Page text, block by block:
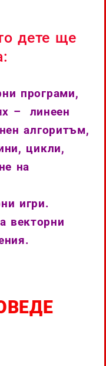
дете ще
програми,
– линеен
алгоритъм,
цикли,
на
игри.
векторни